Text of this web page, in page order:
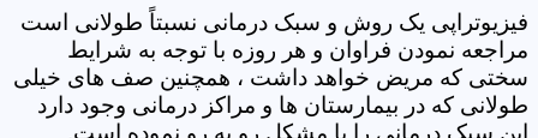
فیزیوتراپی یک روش و سبک درمانی نسبتاً طولانی است
مراجعه نمودن فراوان و هر روزه با توجه به شرایط
سختی که مریض خواهد داشت ، همچنین صف های خیلی
طولانی که در بیمارستان ها و مراکز درمانی وجود دارد
این سبک درمانی را با مشکل رو به رو نموده است.